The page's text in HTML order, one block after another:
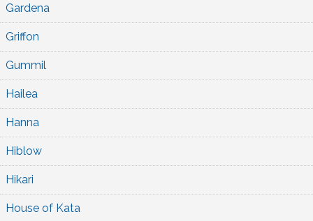
Gardena
Griffon
Gummil
Hailea
Hanna
Hiblow
Hikari
House of Kata